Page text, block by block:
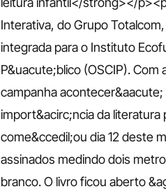
Interativa, do Grupo
integrada para o Instituto
P&uacute;blico (OSCIP).
campanha
import&acirc;ncia da literatura
come&ccedil;ou dia 12 deste
assinados medindo dois
branco. O livro ficou aberto